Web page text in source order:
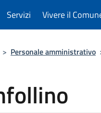
Servizi Vivere il
> Personale amministrativo